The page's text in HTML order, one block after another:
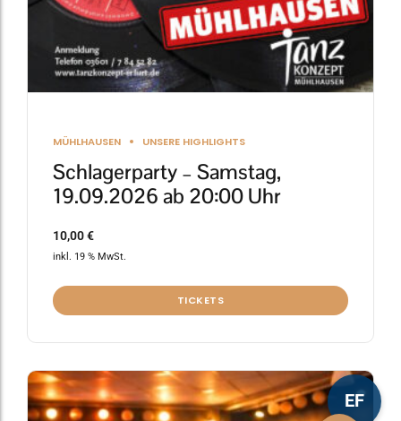
MÜHLHAUSEN UNSERE HIGHLIGHTS
Schlagerparty – Samstag,
19.09.2026 ab 20:00 Uhr
10,00€
inkl. 19 % MwSt.
TICKETS
EF